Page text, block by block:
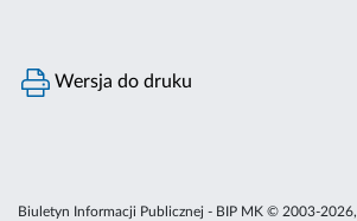
Wersja do druku
Biuletyn Informacji Publicznej - BIP MK © 2003-2026,